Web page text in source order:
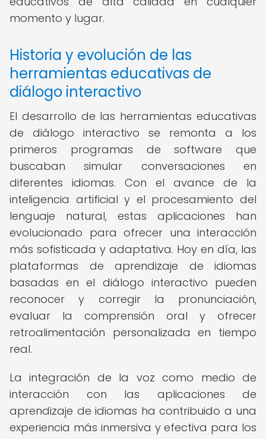
momento y lugar.
Historia y evolución de las
herramientas educativas de
diálogo interactivo
El desarrollo de las herramientas educativas
de diálogo interactivo se remonta a los
primeros programas de software que
buscaban simular conversaciones en
diferentes idiomas. Con el avance de la
inteligencia artificial y el procesamiento del
lenguaje natural, estas aplicaciones han
evolucionado para ofrecer una interacción
más sofisticada y adaptativa. Hoy en día, las
plataformas de aprendizaje de idiomas
basadas en el diálogo interactivo pueden
reconocer y corregir la pronunciación,
evaluar la comprensión oral y ofrecer
retroalimentación personalizada en tiempo
real.
La integración de la voz como medio de
interacción con las aplicaciones de
aprendizaje de idiomas ha contribuido a una
experiencia más inmersiva y efectiva para los